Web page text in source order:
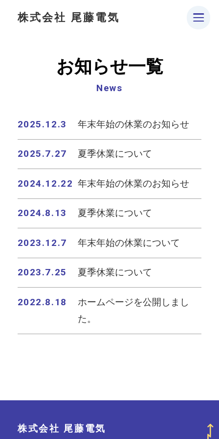
株式会社 尾藤電気
お知らせ一覧
News
2025.12.3 年末年始の休業のお知らせ
2025.7.27 夏季休業について
2024.12.22 年末年始の休業のお知らせ
2024.8.13 夏季休業について
2023.12.7 年末年始の休業について
2023.7.25 夏季休業について
2022.8.18
ホームページを公開しまし
た。
株式会社 尾藤電気